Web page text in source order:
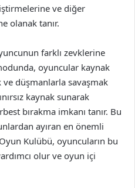
ve diğer
olanak tanır.
farklı zevklerine
oyuncular kaynak
düşmanlarla savaşmak
kaynak sunarak
bırakma imkanı tanır. Bu
ayıran en önemli
Kulübü, oyuncuların bu
olur ve oyun içi